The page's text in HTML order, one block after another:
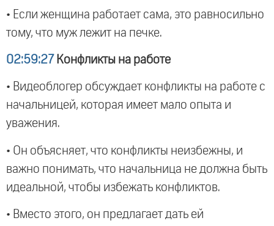
• Если женщина работает сама, это равносильно
тому, что муж лежит на печке.
02:59:27 Конфликты на работе
• Видеоблогер обсуждает конфликты на работе с
начальницей, которая имеет мало опыта и
уважения.
• Он объясняет, что конфликты неизбежны, и
важно понимать, что начальница не должна быть
идеальной, чтобы избежать конфликтов.
• Вместо этого, он предлагает дать ей